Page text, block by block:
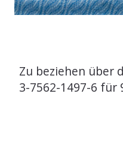
Zu beziehen über
3-7562-1497-6 für